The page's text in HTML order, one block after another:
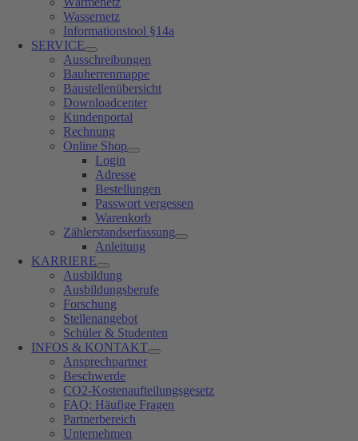
Wassernetz
Informationstool §14a
SERVICE
Ausschreibungen
Bauherrenmappe
Baustellenübersicht
Downloadcenter
Kundenportal
Rechnung
Online Shop
Login
Adresse
Bestellungen
Passwort vergessen
Warenkorb
Zählerstandserfassung
Anleitung
KARRIERE
Ausbildung
Ausbildungsberufe
Forschung
Stellenangebot
Schüler & Studenten
INFOS & KONTAKT
Ansprechpartner
Beschwerde
CO2-Kostenaufteilungsgesetz
FAQ: Häufige Fragen
Partnerbereich
Unternehmen